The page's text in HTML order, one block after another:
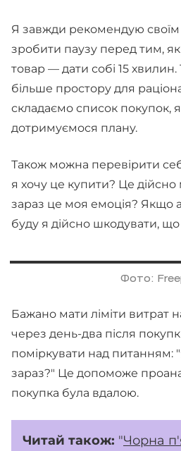
Я завжди рекомендую своїм
зробити паузу перед тим,
товар — дати собі 15 хвилин.
більше простору для
складаємо список покупок,
дотримуємося плану.
Також можна перевірити
я хочу це купити? Це дійсно
зараз це моя емоція? Якщо
буду я дійсно шкодувати,
Фото:
Бажано мати ліміти витрат
через день-два після
поміркувати над питанням:
зараз?" Це допоможе
покупка була вдалою.
Читай також: "Чорна